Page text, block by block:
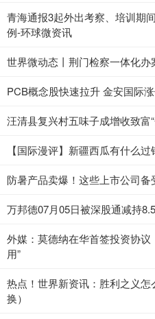
青海通报3起外出考察、培训期
例-环球微资讯
世界微动态丨荆门检察一体化
PCB概念股快速拉升 金安国际
汪清县复兴村五味子成增收致富
【国际漫评】新疆西瓜有什么过
防暑产品卖爆！这些上市公司备
万邦德07月05日被深股通减持
外媒：莫德纳在华首签投资协
用”
热点！世界新资讯：胜利之义
换）